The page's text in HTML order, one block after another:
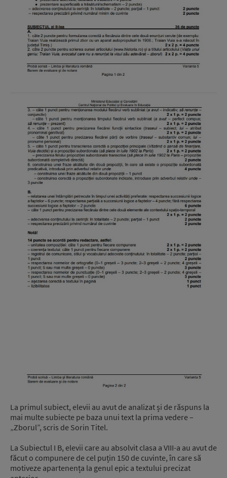
La primul subiect, elevii au avut de analizat și de răspuns la
mai multe subiecte pe baza unui text la prima vedere –
„Zborul”, scris de Sorin Titel.
La Subiectul I B, elevii care au absolvit clasa a VIII-a au avut de
făcut o compunere de cel puțin 150 de cuvinte, în care să
motiveze apartenența la genul epic a textului precizat